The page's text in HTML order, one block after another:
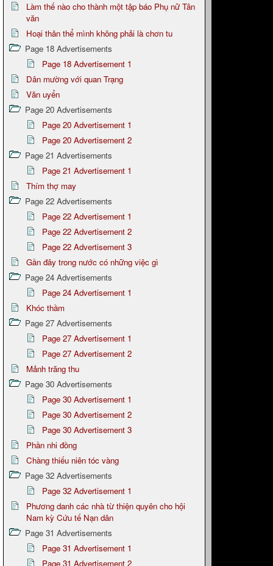
Làm thế nào cho thành một tập báo Phụ nữ Tân
văn
Hoại thân thể mình không phải là chơn tu
Page 18 Advertisements
Page 18 Advertisement 1
Dân mường với quan Trạng
Văn uyển
Page 20 Advertisements
Page 20 Advertisement 1
Page 20 Advertisement 2
Page 21 Advertisements
Page 21 Advertisement 1
Thím thợ may
Page 22 Advertisements
Page 22 Advertisement 1
Page 22 Advertisement 2
Page 22 Advertisement 3
Gần đây trong nước có những việc gì
Page 24 Advertisements
Page 24 Advertisement 1
Khóc thầm
Page 27 Advertisements
Page 27 Advertisement 1
Page 27 Advertisement 2
Mảnh trăng thu
Page 30 Advertisements
Page 30 Advertisement 1
Page 30 Advertisement 2
Page 30 Advertisement 3
Phần nhi đồng
Chàng thiếu niên tóc vàng
Page 32 Advertisements
Page 32 Advertisement 1
Phương danh các nhà từ thiện quyên cho hội
Nam kỳ Cứu tế Nạn dân
Page 31 Advertisements
Page 31 Advertisement 1
Page 31 Advertisement 2